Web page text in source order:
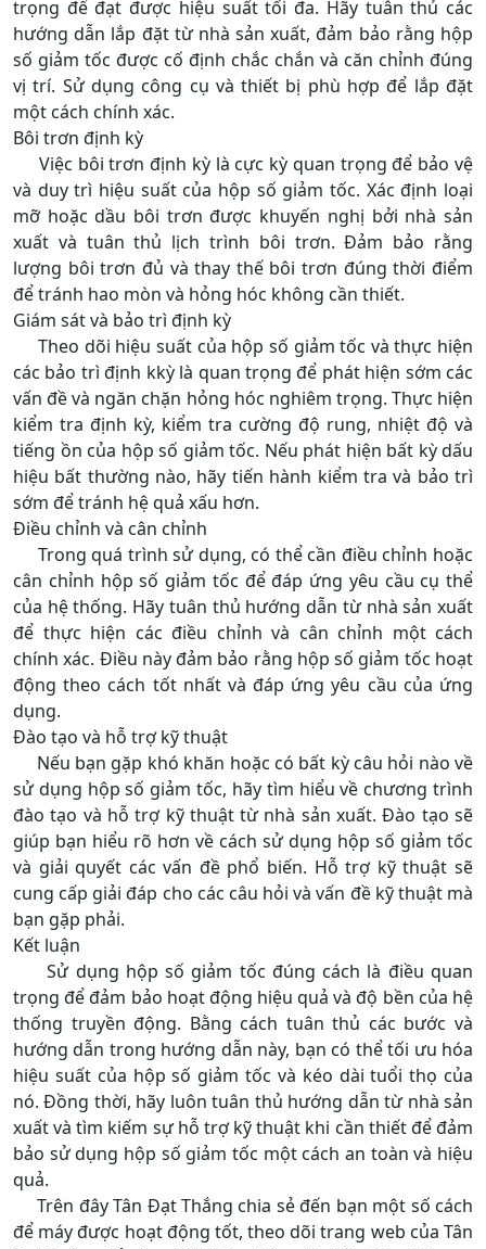
trọng để đạt được hiệu suất tối đa. Hãy tuân thủ các
hướng dẫn lắp đặt từ nhà sản xuất, đảm bảo rằng hộp
số giảm tốc được cố định chắc chắn và căn chỉnh đúng
vị trí. Sử dụng công cụ và thiết bị phù hợp để lắp đặt
một cách chính xác.
Bôi trơn định kỳ
Việc bôi trơn định kỳ là cực kỳ quan trọng để bảo vệ
và duy trì hiệu suất của hộp số giảm tốc. Xác định loại
mỡ hoặc dầu bôi trơn được khuyến nghị bởi nhà sản
xuất và tuân thủ lịch trình bôi trơn. Đảm bảo rằng
lượng bôi trơn đủ và thay thế bôi trơn đúng thời điểm
để tránh hao mòn và hỏng hóc không cần thiết.
Giám sát và bảo trì định kỳ
Theo dõi hiệu suất của hộp số giảm tốc và thực hiện
các bảo trì định kkỳ là quan trọng để phát hiện sớm các
vấn đề và ngăn chặn hỏng hóc nghiêm trọng. Thực hiện
kiểm tra định kỳ, kiểm tra cường độ rung, nhiệt độ và
tiếng ồn của hộp số giảm tốc. Nếu phát hiện bất kỳ dấu
hiệu bất thường nào, hãy tiến hành kiểm tra và bảo trì
sớm để tránh hệ quả xấu hơn.
Điều chỉnh và cân chỉnh
Trong quá trình sử dụng, có thể cần điều chỉnh hoặc
cân chỉnh hộp số giảm tốc để đáp ứng yêu cầu cụ thể
của hệ thống. Hãy tuân thủ hướng dẫn từ nhà sản xuất
để thực hiện các điều chỉnh và cân chỉnh một cách
chính xác. Điều này đảm bảo rằng hộp số giảm tốc hoạt
động theo cách tốt nhất và đáp ứng yêu cầu của ứng
dụng.
Đào tạo và hỗ trợ kỹ thuật
Nếu bạn gặp khó khăn hoặc có bất kỳ câu hỏi nào về
sử dụng hộp số giảm tốc, hãy tìm hiểu về chương trình
đào tạo và hỗ trợ kỹ thuật từ nhà sản xuất. Đào tạo sẽ
giúp bạn hiểu rõ hơn về cách sử dụng hộp số giảm tốc
và giải quyết các vấn đề phổ biến. Hỗ trợ kỹ thuật sẽ
cung cấp giải đáp cho các câu hỏi và vấn đề kỹ thuật mà
bạn gặp phải.
Kết luận
Sử dụng hộp số giảm tốc đúng cách là điều quan
trọng để đảm bảo hoạt động hiệu quả và độ bền của hệ
thống truyền động. Bằng cách tuân thủ các bước và
hướng dẫn trong hướng dẫn này, bạn có thể tối ưu hóa
hiệu suất của hộp số giảm tốc và kéo dài tuổi thọ của
nó. Đồng thời, hãy luôn tuân thủ hướng dẫn từ nhà sản
xuất và tìm kiếm sự hỗ trợ kỹ thuật khi cần thiết để đảm
bảo sử dụng hộp số giảm tốc một cách an toàn và hiệu
quả.
Trên đây Tân Đạt Thắng chia sẻ đến bạn một số cách
để máy được hoạt động tốt, theo dõi trang web của Tân